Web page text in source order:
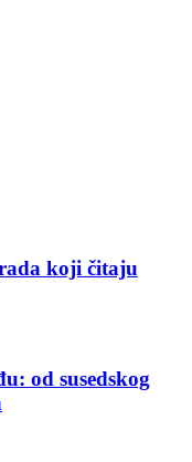
koji čitaju
od susedskog